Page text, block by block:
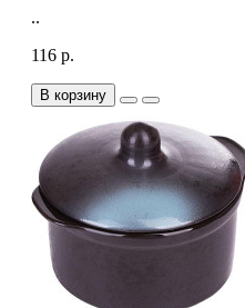
..
116 р.
В корзину